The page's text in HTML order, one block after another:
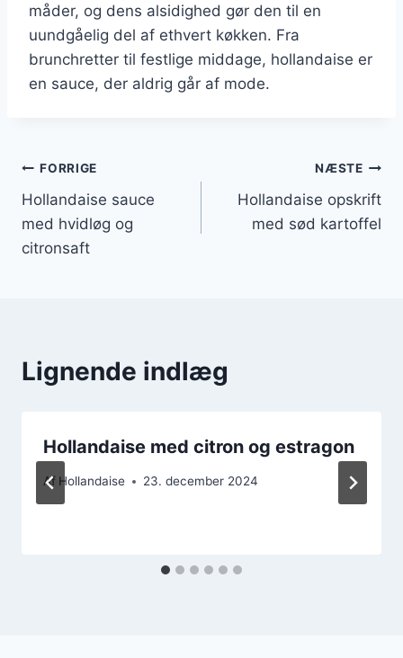
måder, og dens alsidighed gør den til en
uundgåelig del af ethvert køkken. Fra
brunchretter til festlige middage, hollandaise er
en sauce, der aldrig går af mode.
Indlægsnavigation
FORRIGE
Hollandaise sauce
med hvidløg og
citronsaft
NÆSTE
Hollandaise opskrift
med sød kartoffel
Lignende indlæg
Hollandaise med citron og estragon
Af Hollandaise 23. december 2024